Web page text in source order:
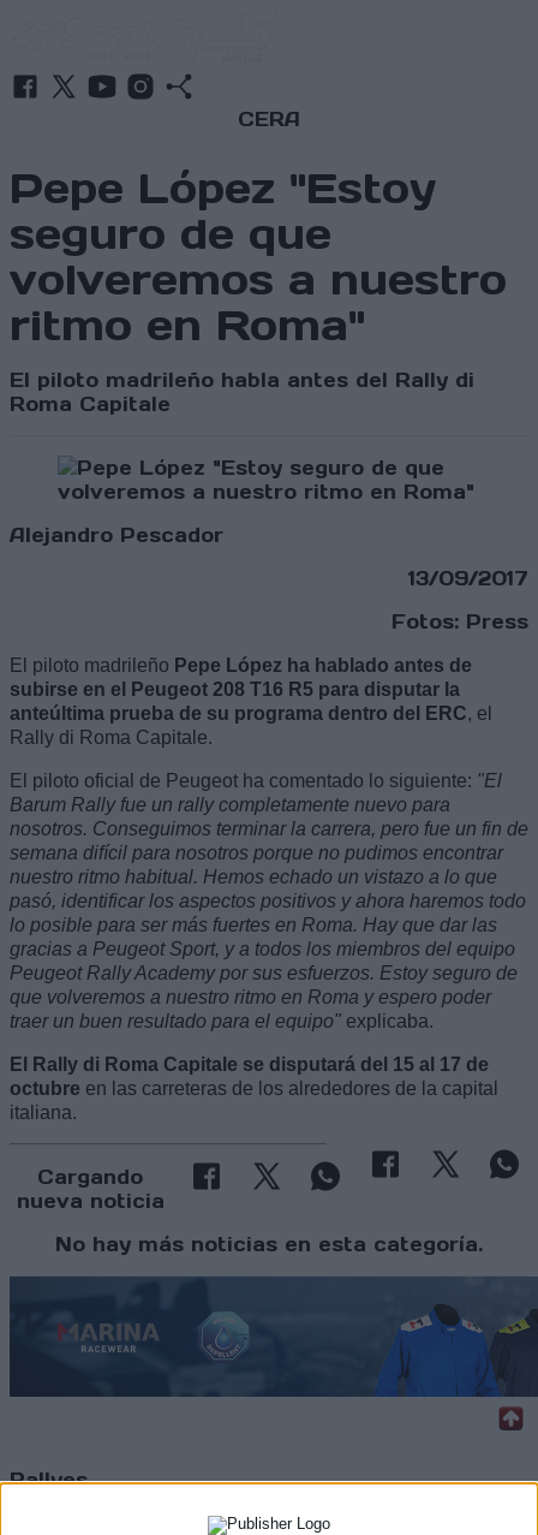
CERA
Pepe López "Estoy
seguro de que
volveremos a nuestro
ritmo en Roma"
El piloto madrileño habla antes del Rally di
Roma Capitale
Alejandro Pescador
13/09/2017
Fotos: Press
El piloto madrileño Pepe López ha hablado antes de
subirse en el Peugeot 208 T16 R5 para disputar la
anteúltima prueba de su programa dentro del ERC, el
Rally di Roma Capitale.
El piloto oficial de Peugeot ha comentado lo siguiente: "El
Barum Rally fue un rally completamente nuevo para
nosotros. Conseguimos terminar la carrera, pero fue un fin de
semana difícil para nosotros porque no pudimos encontrar
nuestro ritmo habitual. Hemos echado un vistazo a lo que
pasó, identificar los aspectos positivos y ahora haremos todo
lo posible para ser más fuertes en Roma. Hay que dar las
gracias a Peugeot Sport, y a todos los miembros del equipo
Peugeot Rally Academy por sus esfuerzos. Estoy seguro de
que volveremos a nuestro ritmo en Roma y espero poder
traer un buen resultado para el equipo" explicaba.
El Rally di Roma Capitale se disputará del 15 al 17 de
octubre en las carreteras de los alrededores de la capital
italiana.
Cargando
nueva noticia
No hay más noticias en esta categoría.
Rallyes